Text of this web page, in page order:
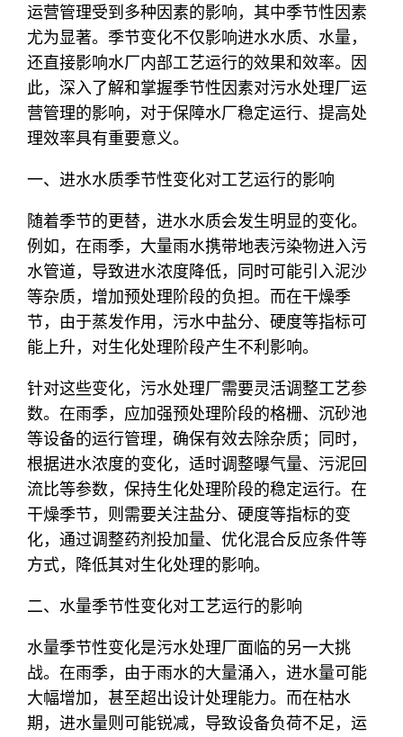
运营管理受到多种因素的影响，其中季节性因素
尤为显著。季节变化不仅影响进水水质、水量，
还直接影响水厂内部工艺运行的效果和效率。因
此，深入了解和掌握季节性因素对污水处理厂运
营管理的影响，对于保障水厂稳定运行、提高处
理效率具有重要意义。
一、进水水质季节性变化对工艺运行的影响
随着季节的更替，进水水质会发生明显的变化。
例如，在雨季，大量雨水携带地表污染物进入污
水管道，导致进水浓度降低，同时可能引入泥沙
等杂质，增加预处理阶段的负担。而在干燥季
节，由于蒸发作用，污水中盐分、硬度等指标可
能上升，对生化处理阶段产生不利影响。
针对这些变化，污水处理厂需要灵活调整工艺参
数。在雨季，应加强预处理阶段的格栅、沉砂池
等设备的运行管理，确保有效去除杂质；同时，
根据进水浓度的变化，适时调整曝气量、污泥回
流比等参数，保持生化处理阶段的稳定运行。在
干燥季节，则需要关注盐分、硬度等指标的变
化，通过调整药剂投加量、优化混合反应条件等
方式，降低其对生化处理的影响。
二、水量季节性变化对工艺运行的影响
水量季节性变化是污水处理厂面临的另一大挑
战。在雨季，由于雨水的大量涌入，进水量可能
大幅增加，甚至超出设计处理能力。而在枯水
期，进水量则可能锐减，导致设备负荷不足，运